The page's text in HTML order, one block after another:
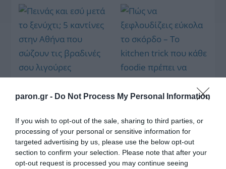
paron.gr - Do Not Process My Personal Information
If you wish to opt-out of the sale, sharing to third parties, or
processing of your personal or sensitive information for
targeted advertising by us, please use the below opt-out
section to confirm your selection. Please note that after your
opt-out request is processed you may continue seeing
στην Αθήνα που
σου λιγούρες
Πώς να ξεφλουδίζεις
foodie πρέπει να ξέρει